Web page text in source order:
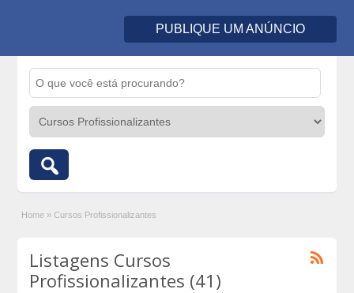
PUBLIQUE UM ANÚNCIO
Home » Cursos Profissionalizantes
Listagens Cursos
Profissionalizantes (41)